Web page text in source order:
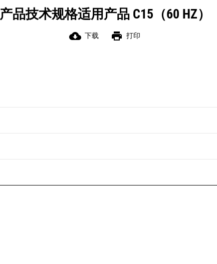
产品技术规格适用产品 C15（60 HZ）
cloud_download 下载 print 打印